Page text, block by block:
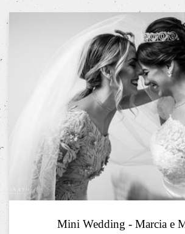
Mini Wedding - Marcia e